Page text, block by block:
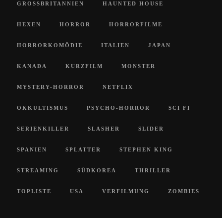
GROSSBRITANNIEN HAUNTED HOUSE
HEXEN HORROR HORRORFILME
HORRORKOMÖDIE ITALIEN JAPAN
KANADA KURZFILM MONSTER
MYSTERY-HORROR NETFLIX
OKKULTISMUS PSYCHO-HORROR SCI FI
SERIENKILLER SLASHER SLIDER
SPANIEN SPLATTER STEPHEN KING
STREAMING SÜDKOREA THRILLER
TOPLISTE USA VERFILMUNG ZOMBIES